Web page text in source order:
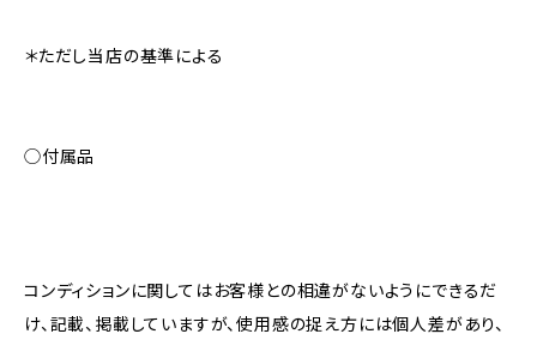
＊ただし当店の基準による
◯付属品
コンディションに関してはお客様との相違がないようにできるだ
け、記載、掲載していますが、使用感の捉え方には個人差があり、